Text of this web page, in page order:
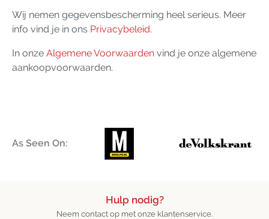
Wij nemen gegevensbescherming heel serieus. Meer
info vind je in ons Privacybeleid.
In onze Algemene Voorwaarden vind je onze algemene
aankoopvoorwaarden.
As Seen On:
Hulp nodig?
Neem contact op met onze klantenservice.